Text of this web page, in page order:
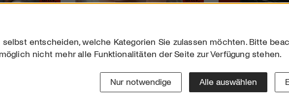
Downloads
Impressum
entscheiden, welche Kategorien Sie zulassen möchten. Bitte
nicht mehr alle Funktionalitäten der Seite zur Verfügung stehen.
Nur notwendige Alle auswählen